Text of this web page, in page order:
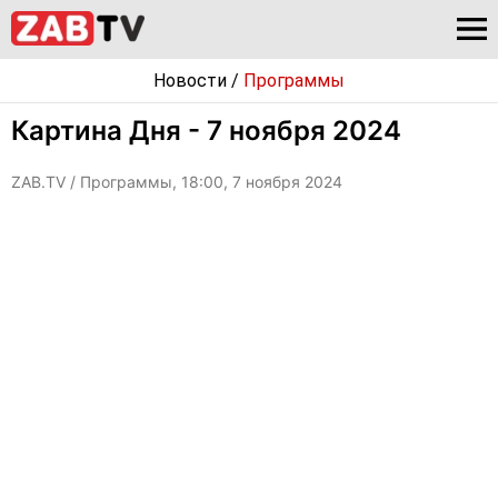
Новости / Программы
Картина Дня - 7 ноября 2024
ZAB.TV / Программы, 18:00, 7 ноября 2024